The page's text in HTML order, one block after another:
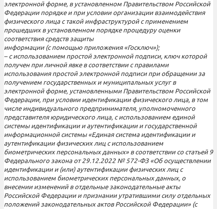
электронной форме, в установленном Правительством Российской
Федерации порядке и при условии организации взаимодействия
физического лица с такой инфраструктурой с применением
прошедших в установленном порядке процедуру оценки
соответствия средств защиты
информации (с помощью приложения «Госключ»);
– с использованием простой электронной подписи, ключ которой
получен при личной явке в соответствии с правилами
использования простой электронной подписи при обращении за
получением государственных и муниципальных услуг в
электронной форме, установленными Правительством Российской
Федерации, при условии идентификации физического лица, в том
числе индивидуального предпринимателя, уполномоченного
представителя юридического лица, с использованием единой
системы идентификации и аутентификации и государственной
информационной системы «Единая система идентификации и
аутентификации физических лиц с использованием
биометрических персональных данных» в соответствии со статьей 9
Федерального закона от 29.12.2022 № 572-ФЗ «Об осуществлении
идентификации и (или) аутентификации физических лиц с
использованием биометрических персональных данных, о
внесении изменений в отдельные законодательные акты
Российской Федерации и признании утратившими силу отдельных
положений законодательных актов Российской Федерации» (с